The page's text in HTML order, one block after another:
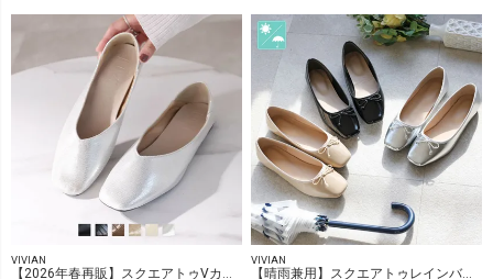
VIVIAN
【2026年春再販】スクエアトゥVカットバブーシュ
VIVIAN
【晴雨兼用】スクエアトゥレインバレエシューズ